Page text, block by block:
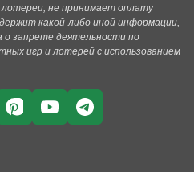
не принимает оплату
какой-либо иной информации,
запрете деятельности по
игр и лотерей с использованием